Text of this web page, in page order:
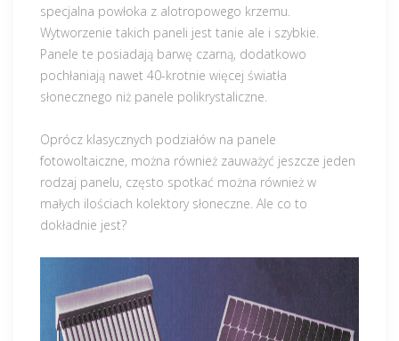
specjalna powłoka z alotropowego krzemu.
Wytworzenie takich paneli jest tanie ale i szybkie.
Panele te posiadają barwę czarną, dodatkowo
pochłaniają nawet 40-krotnie więcej światła
słonecznego niż panele polikrystaliczne.
Oprócz klasycznych podziałów na panele
fotowoltaiczne, można również zauważyć jeszcze jeden
rodzaj panelu, często spotkać można również w
małych ilościach kolektory słoneczne. Ale co to
dokładnie jest?